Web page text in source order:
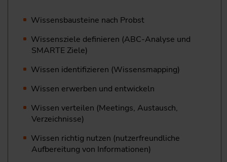
Wissensbausteine nach Probst
Wissensziele definieren (ABC-Analyse und
SMARTE Ziele)
Wissen identifizieren (Wissensmapping)
Wissen erwerben und entwickeln
Wissen verteilen (Meetings, Austausch,
Verzeichnisse)
Wissen richtig nutzen (nutzerfreundliche
Aufbereitung von Informationen)